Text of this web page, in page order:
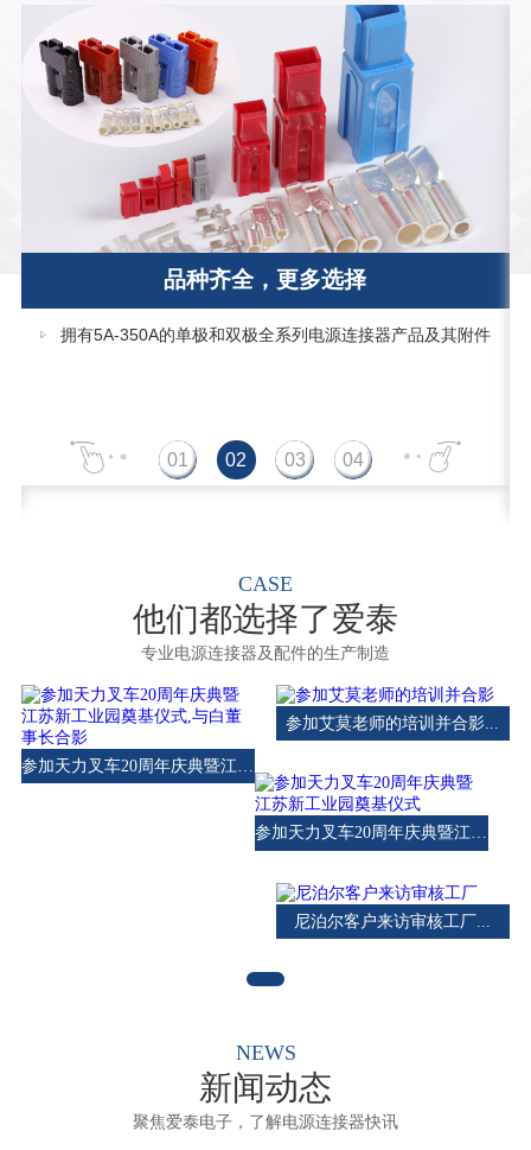
品种齐全，更多选择
拥有5A-350A的单极和双极全系列电源连接器产品及其附件
CASE
他们都选择了爱泰
专业电源连接器及配件的生产制造
参加艾莫老师的培训并合影...
参加天力叉车20周年庆典暨江苏新工业园奠基仪式...
尼泊尔客户来访审核工厂...
NEWS
新闻动态
聚焦爱泰电子，了解电源连接器快讯